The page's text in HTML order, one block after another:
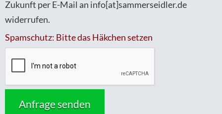
Zukunft per E-Mail an info[at]sammerseidler.de
widerrufen.
Spamschutz: Bitte das Häkchen setzen